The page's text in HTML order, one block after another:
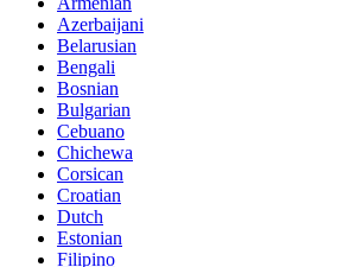
Azerbaijani
Belarusian
Bengali
Bosnian
Bulgarian
Cebuano
Chichewa
Corsican
Croatian
Dutch
Estonian
Filipino